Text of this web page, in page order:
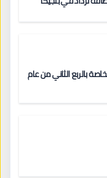
بالربع الثاني من عام